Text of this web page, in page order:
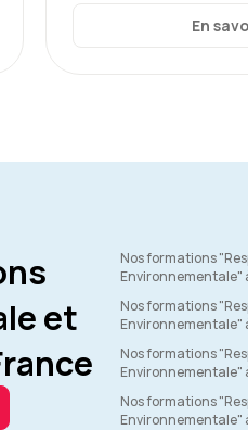
En
et
Nos formations
Environnementale"
Nos formations
Environnementale"
Nos formations
Environnementale"
Nos formations
Environnementale"